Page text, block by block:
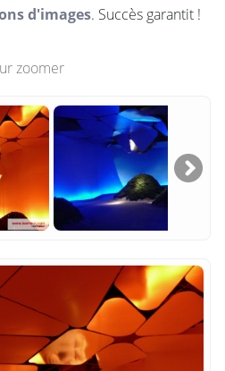
d'images. Succès garantit !
zoomer